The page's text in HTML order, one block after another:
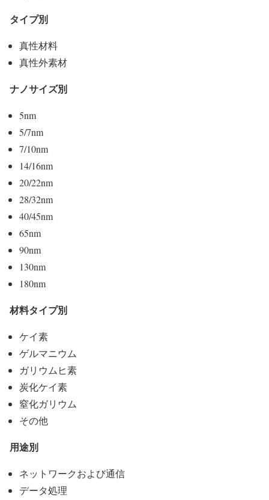
タイプ別
真性材料
真性外素材
ナノサイズ別
5nm
5/7nm
7/10nm
14/16nm
20/22nm
28/32nm
40/45nm
65nm
90nm
130nm
180nm
材料タイプ別
ケイ素
ゲルマニウム
ガリウムヒ素
炭化ケイ素
窒化ガリウム
その他
用途別
ネットワークおよび通信
データ処理